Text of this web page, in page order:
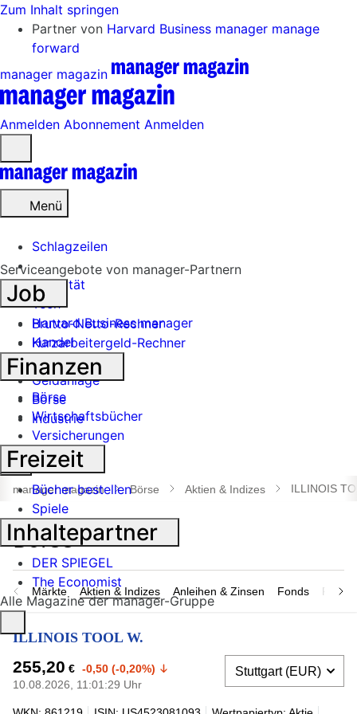
Zum Inhalt springen
Partner von Harvard Business manager manage
forward
manager magazin
Anmelden Abonnement Anmelden
öffnen
Menü
Schlagzeilen
Mobilität
Tech
Harvard Business manager
Handel
Banken
Geldanlage
Börse
Industrie
Suche
öffnen
manager magazin Börse Aktien & Indizes ILLINOIS
Märkte Aktien & Indizes Anleihen & Zinsen Fonds
ILLINOIS TOOL W.
255,20 € -0,50 (-0,20%)
10.08.2026, 11:01:29 Uhr
Serviceangebote von manager-Partnern
Job
Brutto-Netto-Rechner
Kurzarbeitergeld-Rechner
Finanzen
Börse
Wirtschaftsbücher
Versicherungen
Freizeit
Bücher bestellen
Spiele
Inhaltepartner
DER SPIEGEL
The Economist
Alle Magazine der manager-Gruppe